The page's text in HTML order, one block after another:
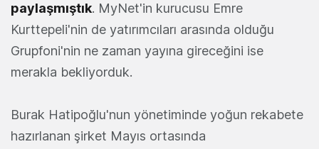
paylaşmıştık. MyNet'in kurucusu Emre
Kurttepeli'nin de yatırımcıları arasında olduğu
Grupfoni'nin ne zaman yayına gireceğini ise
merakla bekliyorduk.
Burak Hatipoğlu'nun yönetiminde yoğun rekabete
hazırlanan şirket Mayıs ortasında